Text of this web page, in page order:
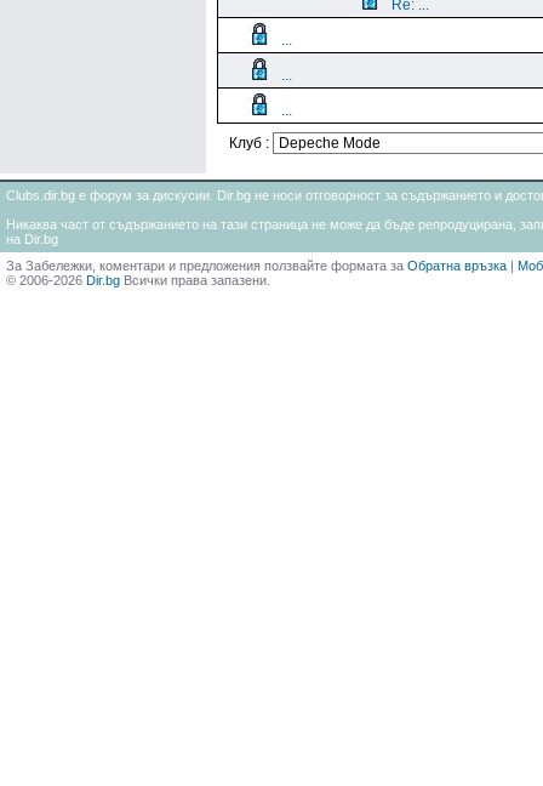
Re: ...
...
...
...
Клуб :
Clubs.dir.bg е форум за дискусии. Dir.bg не носи отговорност за съдържанието и
Никаква част от съдържанието на тази страница не може да бъде репродуцирана,
на Dir.bg
За Забележки, коментари и предложения ползвайте формата за Обратна връзка |
© 2006-2026 Dir.bg Всички права запазени.